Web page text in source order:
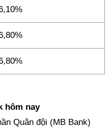
hôm nay
Quân đội (MB Bank)